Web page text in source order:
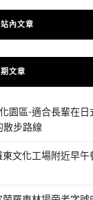
內文章
文章
園區-適合長輩在日
散步路線
東文化工場附近早午